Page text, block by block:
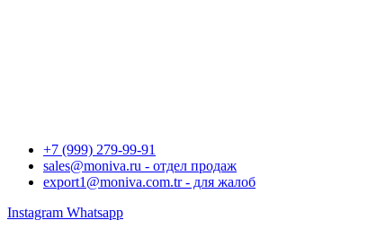
+7 (999) 279-99-91
sales@moniva.ru - отдел продаж
export1@moniva.com.tr - для жалоб
Instagram Whatsapp